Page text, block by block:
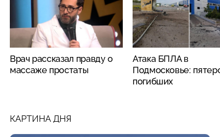
Врач рассказал правду о
массаже простаты
Атака БПЛА в
Подмосковье:
погибших
КАРТИНА ДНЯ